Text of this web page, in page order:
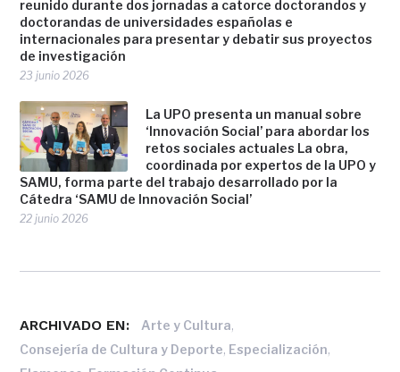
reunido durante dos jornadas a catorce doctorandos y
doctorandas de universidades españolas e
internacionales para presentar y debatir sus proyectos
de investigación
23 junio 2026
La UPO presenta un manual sobre
‘Innovación Social’ para abordar los
retos sociales actuales La obra,
coordinada por expertos de la UPO y
SAMU, forma parte del trabajo desarrollado por la
Cátedra ‘SAMU de Innovación Social’
22 junio 2026
ARCHIVADO EN: Arte y Cultura,
Consejería de Cultura y Deporte, Especialización,